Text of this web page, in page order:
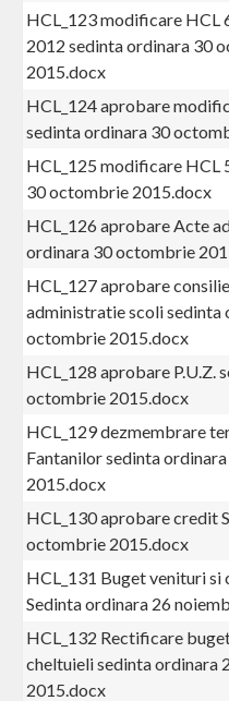
HCL_123 modificare HCL
2012 sedinta ordinara 30
2015.docx
HCL_124 aprobare
sedinta ordinara 30
HCL_125 modificare HCL
30 octombrie 2015.docx
HCL_126 aprobare Acte
ordinara 30 octombrie
HCL_127 aprobare
administratie scoli sedinta
octombrie 2015.docx
HCL_128 aprobare P.U.Z.
octombrie 2015.docx
HCL_129 dezmembrare
Fantanilor sedinta
2015.docx
HCL_130 aprobare credit
octombrie 2015.docx
HCL_131 Buget venituri si
Sedinta ordinara 26
HCL_132 Rectificare
cheltuieli sedinta ordinara
2015.docx